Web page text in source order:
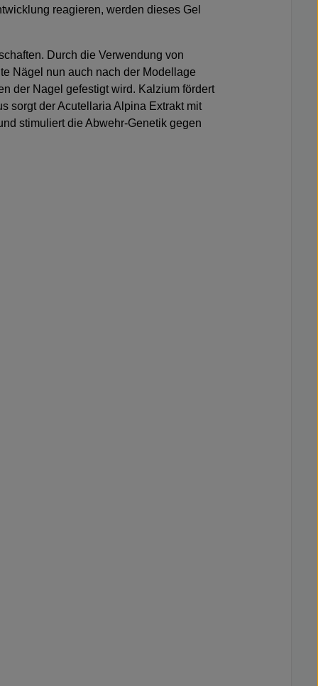
reagieren, werden dieses Gel
Durch die Verwendung von
Nägel nun auch nach der Modellage
der Nagel gefestigt wird. Kalzium fördert
sorgt der Acutellaria Alpina Extrakt mit
stimuliert die Abwehr-Genetik gegen